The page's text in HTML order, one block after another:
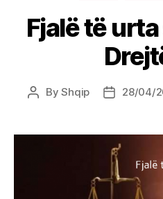
Fjalë të
PostByShqip
Post28/04/